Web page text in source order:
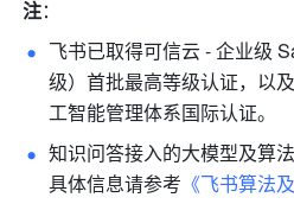
注：
飞书已取得可信云 - 企业级
级）首批最高等级认证，以及
工智能管理体系国际认证。
知识问答接入的大模型及算
具体信息请参考 《飞书算法